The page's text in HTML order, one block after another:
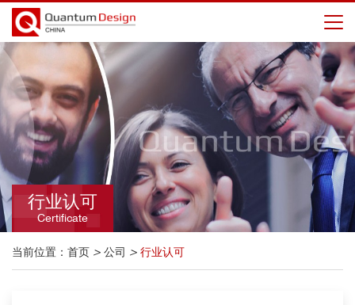
行业认可
Certificate
当前位置： 首页 > 公司 > 行业认可